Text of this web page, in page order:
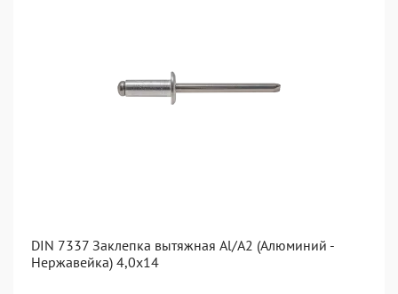
DIN 7337 Заклепка вытяжная Al/A2 (Алюминий -
Нержавейка) 4,0x14